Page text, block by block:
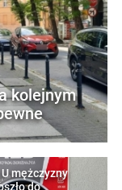
kolejnym
mężczyzny
do